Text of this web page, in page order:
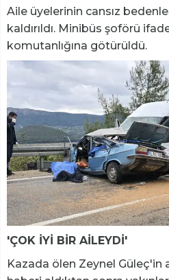
Aile üyelerinin cansız
kaldırıldı. Minibüs şoförü
komutanlığına götürüldü.
'ÇOK İYİ BİR AİLEYDİ'
Kazada ölen Zeynel Güleç'in